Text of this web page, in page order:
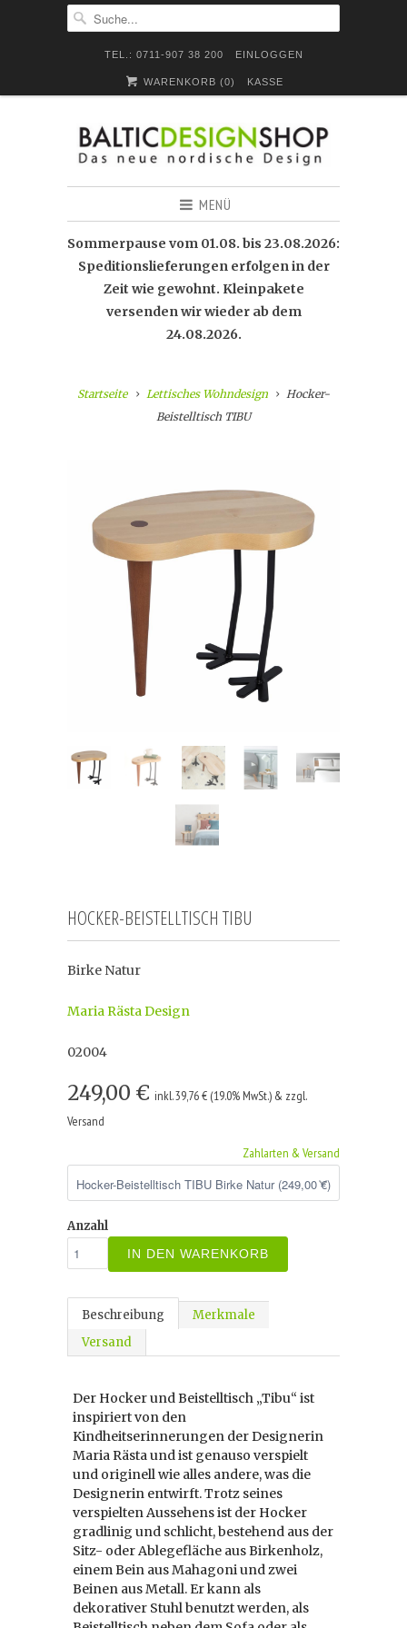
TEL.: 0711-907 38 200 EINLOGGEN
WARENKORB (0) KASSE
MENÜ
Sommerpause vom 01.08. bis 23.08.2026:
Speditionslieferungen erfolgen in der
Zeit wie gewohnt. Kleinpakete
versenden wir wieder ab dem
24.08.2026.
Startseite Lettisches Wohndesign
Hocker-
Beistelltisch TIBU
HOCKER-BEISTELLTISCH TIBU
Birke Natur
Maria Rästa Design
02004
249,00 € inkl. 39,76 € (19.0% MwSt.) & zzgl.
Versand
Zahlarten & Versand
Anzahl
IN DEN WARENKORB
Beschreibung
Merkmale
Versand
Der Hocker und Beistelltisch „Tibu“ ist
inspiriert von den
Kindheitserinnerungen der Designerin
Maria Rästa und ist genauso verspielt
und originell wie alles andere, was die
Designerin entwirft. Trotz seines
verspielten Aussehens ist der Hocker
gradlinig und schlicht, bestehend aus der
Sitz- oder Ablegefläche aus Birkenholz,
einem Bein aus Mahagoni und zwei
Beinen aus Metall. Er kann als
dekorativer Stuhl benutzt werden, als